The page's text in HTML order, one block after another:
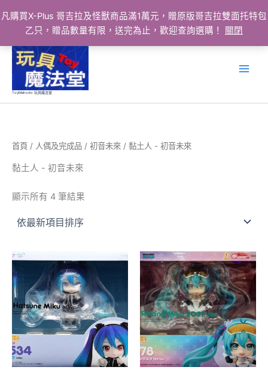
凡購買X-Plus 哥吉拉及怪獸商品滿1萬元，贈原版哥吉拉雙面托特包
乙只，贈品數量有限，送完為止，歡迎查詢選購！
關閉
ToyMahodo 玩具魔法堂
首頁 / 人偶及完成品 / 初音未來 / 黏土人 - 初音未來
黏土人 - 初音未來
顯示所有 4 筆結果